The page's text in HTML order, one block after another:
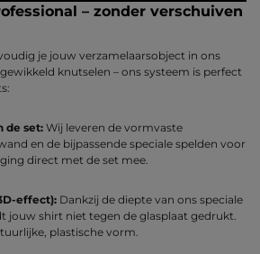
– zonder verschuiven
je jouw verzamelaarsobject in ons
knutselen – ons systeem is perfect
de set:Wij leveren de vormvaste
en de bijpassende speciale spelden voor
direct met de set mee.
effect):Dankzij de diepte van ons speciale
jouw shirt niet tegen de glasplaat gedrukt.
plastische vorm.